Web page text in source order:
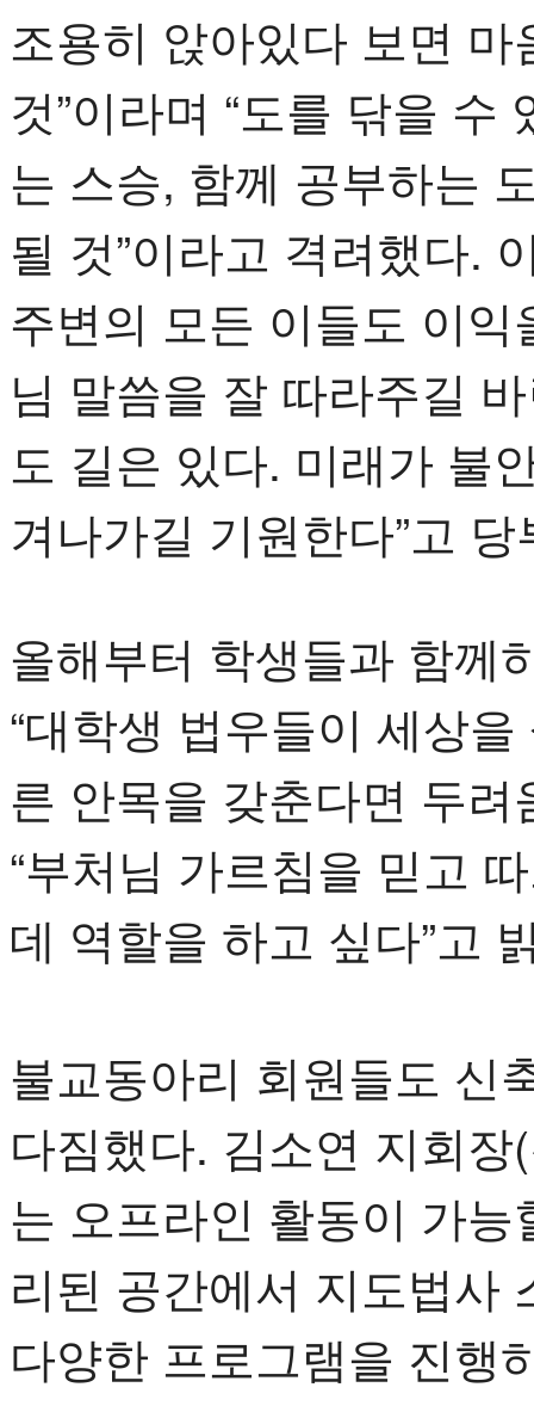
조용히 앉아있다 보면
것”이라며 “도를 닦을
는 스승, 함께 공부하는
될 것”이라고 격려했다.
주변의 모든 이들도 이
님 말씀을 잘 따라주길
도 길은 있다. 미래가 불
겨나가길 기원한다”고
올해부터 학생들과 함께
“대학생 법우들이 세상
른 안목을 갖춘다면 두
“부처님 가르침을 믿고
데 역할을 하고 싶다”고
불교동아리 회원들도 신
다짐했다. 김소연 지회
는 오프라인 활동이 가
리된 공간에서 지도법사
다양한 프로그램을 진행